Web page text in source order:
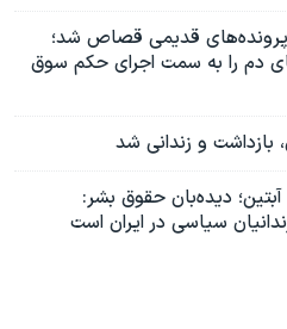
پرونده‌های قدیمی قصاص شد؛
دم را به سمت اجرای حکم سوق
و زندانی شد
دیده‌بان حقوق بشر:
سیاسی در ایران است